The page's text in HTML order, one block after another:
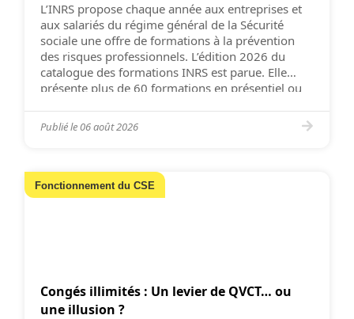
L’INRS propose chaque année aux entreprises et
aux salariés du régime général de la Sécurité
sociale une offre de formations à la prévention
des risques professionnels. L’édition 2026 du
catalogue des formations INRS est parue. Elle
présente plus de 60 formations en présentiel ou
prévention des risques professionnels […]
Publié le06 août 2026
Fonctionnement du CSE
Congés illimités : Un levier de QVCT… ou
une illusion ?